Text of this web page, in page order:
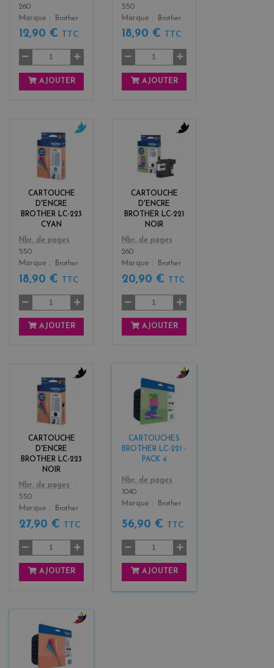
260
Marque
Brother
12,90 € TTC
AJOUTER
550
Marque
Brother
18,90 € TTC
AJOUTER
CARTOUCHE
D'ENCRE
BROTHER LC-223
CYAN
Color
Nbr. de pages
550
Marque
Brother
18,90 € TTC
AJOUTER
CARTOUCHE
D'ENCRE
BROTHER LC-221
NOIR
Color
k
Nbr. de pages
260
Marque
Brother
20,90 € TTC
AJOUTER
CARTOUCHE
D'ENCRE
BROTHER LC-223
NOIR
Color
k
Nbr. de pages
550
Marque
Brother
27,90 € TTC
AJOUTER
CARTOUCHES
BROTHER LC-221 -
PACK 4
Color
k
+
Nbr. de pages
1040
Marque
Brother
56,90 € TTC
AJOUTER